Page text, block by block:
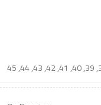
,
39
,
40
,
41
,
42
,
43
,
44
,
45